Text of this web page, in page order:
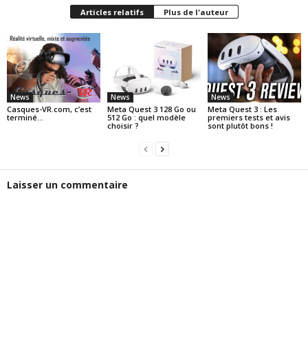
Articles relatifs Plus de l'auteur
News
Casques-VR.com, c’est
terminé…
News
Meta Quest 3 128 Go ou
512 Go : quel modèle
choisir ?
News
Meta Quest 3 : Les
premiers tests et avis
sont plutôt bons !
Laisser un commentaire